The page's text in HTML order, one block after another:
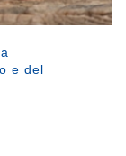
e del